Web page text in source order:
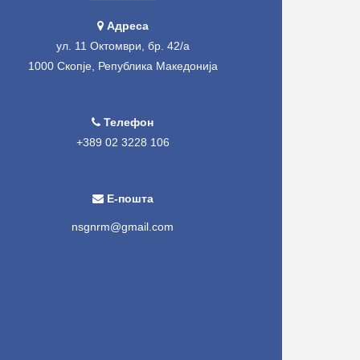
Адреса
ул. 11 Октомври, бр. 42/а
1000 Скопје, Република Македонија
Телефон
+389 02 3228 106
Е-пошта
nsgnrm@gmail.com